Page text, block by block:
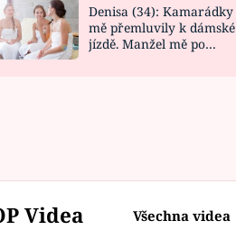
Denisa (34): Kamarádky
mě přemluvily k dámské
jízdě. Manžel mě po
Videa Všechna videa